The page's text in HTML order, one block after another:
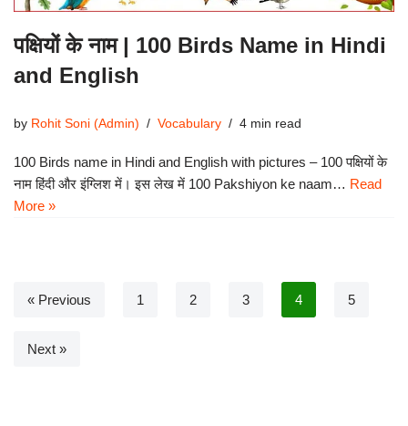
पक्षियों के नाम | 100 Birds Name in Hindi
and English
by Rohit Soni (Admin) Vocabulary 4 min read
100 Birds name in Hindi and English with pictures – 100 पक्षियों के
नाम हिंदी और इंग्लिश में। इस लेख में 100 Pakshiyon ke naam… Read
More »
« Previous 1 2 3 4 5
Next »